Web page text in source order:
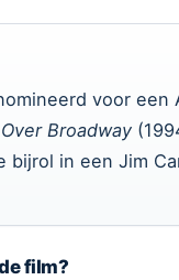
voor een
Broadway
bijrol in een Jim
film?